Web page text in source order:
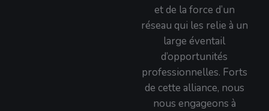
et de la force d’un
réseau qui les relie à un
large éventail
d’opportunités
professionnelles. Forts
de cette alliance, nous
nous engageons à